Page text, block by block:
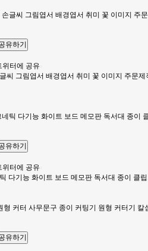
유하기
씨 그림엽서 배경엽서 취미 꽃 이미지 주문제
유하기
다기능 화이트 보드 메모판 독서대 종이 클
유하기